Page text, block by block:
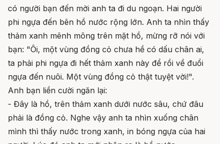
có người bạn đến mời anh ta đi du ngoạn. Hai người
phi ngựa đến bên hồ nước rộng lớn. Anh ta nhìn thấy
thảm xanh mênh mông trên mặt hồ, mừng rỡ nói với
bạn: "Ôi, một vùng đồng cỏ chưa hề có dấu chân ai,
ta phải phi ngựa đi hết thảm xanh này để rồi về đuổi
ngựa đến nuôi. Một vùng đồng cỏ thật tuyệt vời!".
Anh bạn liền cười ngăn lại:
- Đây là hồ, trên thảm xanh dưới nước sâu, chứ đâu
phải là đồng cỏ. Nghe vậy anh ta nhìn xuống chân
mình thì thấy nước trong xanh, in bóng ngựa của hai